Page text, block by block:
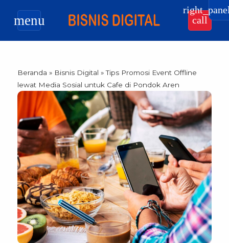
menu call
Beranda » Bisnis Digital »Tips Promosi Event Offline
lewat Media Sosial untuk Cafe di Pondok Aren